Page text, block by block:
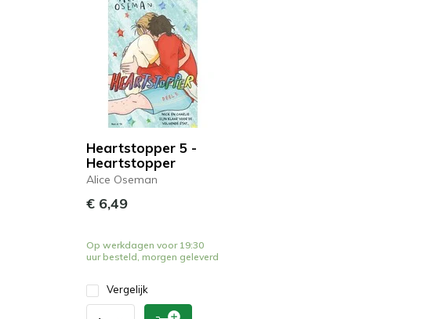
Heartstopper 5 -
Heartstopper
Alice Oseman
€ 6,49
Op werkdagen voor 19:30
uur besteld, morgen geleverd
Vergelijk